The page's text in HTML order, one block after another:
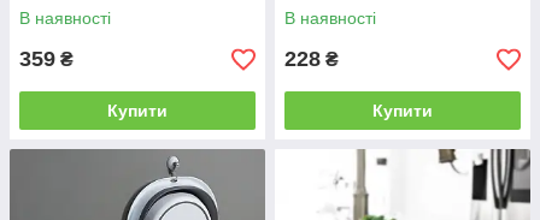
В наявності
359 ₴
Купити
В наявності
228 ₴
Купити